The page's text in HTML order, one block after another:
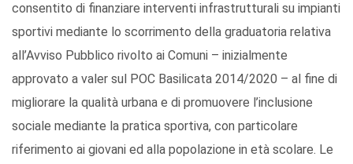
consentito di finanziare interventi infrastrutturali su impianti
sportivi mediante lo scorrimento della graduatoria relativa
all’Avviso Pubblico rivolto ai Comuni – inizialmente
approvato a valer sul POC Basilicata 2014/2020 – al fine di
migliorare la qualità urbana e di promuovere l’inclusione
sociale mediante la pratica sportiva, con particolare
riferimento ai giovani ed alla popolazione in età scolare. Le